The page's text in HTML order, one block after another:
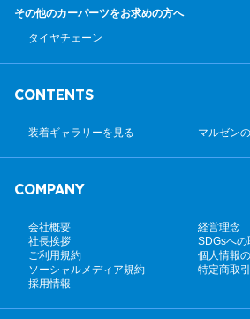
その他のカーパーツをお求めの方へ
タイヤチェーン
CONTENTS
装着ギャラリーを見る マルゼン
COMPANY
会社概要
経営理念
社長挨拶
SDGsへ
ご利用規約
個人情報
ソーシャルメディア規約
特定商取
採用情報